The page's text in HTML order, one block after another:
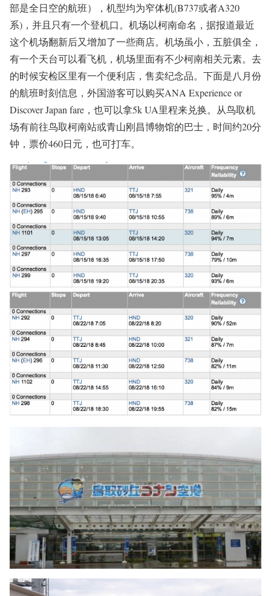
部是全日空的航班），机型均为窄体机(B737或者A320
系)，并且只有一个登机口。机场以柯南命名，据报道最近
这个机场翻新后又增加了一些商店。机场虽小，五脏俱全，
有一个天台可以看飞机，机场里面有不少柯南相关元素。去
的时候安检区里有一个便利店，售卖纪念品。下面是八月份
的航班时刻信息，外国游客可以购买ANA Experience or
Discover Japan fare，也可以拿5k UA里程来兑换。从鸟取机
场有前往鸟取柯南站或青山刚昌博物馆的巴士，时间约20分
钟，票价460日元，也可打车。